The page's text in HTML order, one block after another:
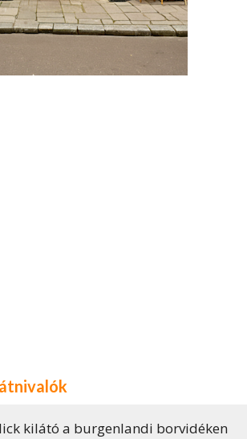
kilátó a burgenlandi borvidéken